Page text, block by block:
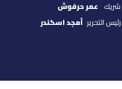
شريك عمر حرفوش
رئيس التحرير أمجد اسكندر